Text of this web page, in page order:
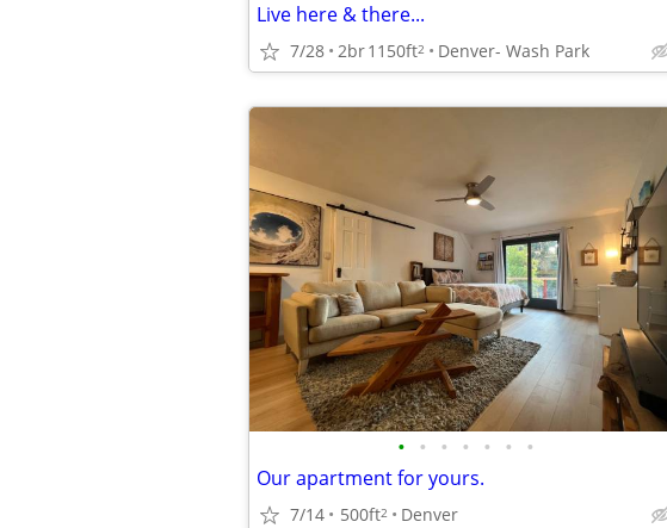
Live here & there...
7/28 2br1150ft2 Denver- Wash Park
• • • • • • •
Our apartment for yours.
7/14 500ft2 Denver